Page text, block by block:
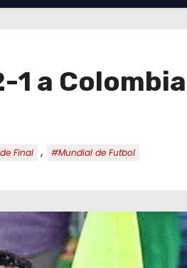
a
Final , #Mundial de Futbol